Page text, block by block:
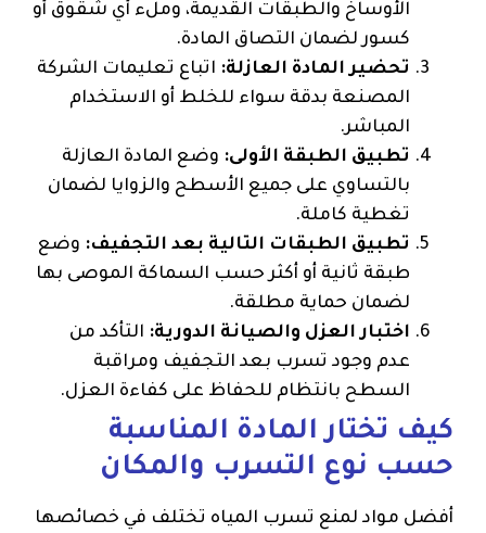
الأوساخ والطبقات القديمة، وملء أي شقوق أو
كسور لضمان التصاق المادة.
تحضير المادة العازلة: اتباع تعليمات الشركة
المصنعة بدقة سواء للخلط أو الاستخدام
المباشر.
تطبيق الطبقة الأولى: وضع المادة العازلة
بالتساوي على جميع الأسطح والزوايا لضمان
تغطية كاملة.
تطبيق الطبقات التالية بعد التجفيف: وضع
طبقة ثانية أو أكثر حسب السماكة الموصى بها
لضمان حماية مطلقة.
اختبار العزل والصيانة الدورية: التأكد من
عدم وجود تسرب بعد التجفيف ومراقبة
السطح بانتظام للحفاظ على كفاءة العزل.
كيف تختار المادة المناسبة
حسب نوع التسرب والمكان
أفضل مواد لمنع تسرب المياه تختلف في خصائصها